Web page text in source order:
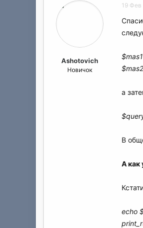
Ashotovich
Новичок
19
а
В
А как
echo